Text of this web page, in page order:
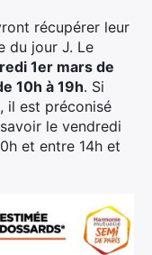
récupérer leur
du jour J. Le
1er mars de
10h à 19h. Si
il est préconisé
le vendredi
et entre 14h et